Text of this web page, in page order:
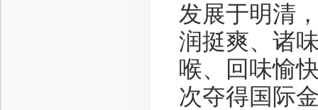
发展于明清
润挺爽、诸
喉、回味愉
次夺得国际